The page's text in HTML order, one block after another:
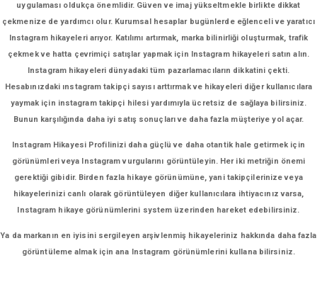
uygulaması oldukça önemlidir. Güven ve imaj yükseltmekle birlikte dikkat
çekmenize de yardımcı olur. Kurumsal hesaplar bugünlerde eğlenceli ve yaratıcı
Instagram hikayeleri arıyor. Katılımı artırmak, marka bilinirliği oluşturmak, trafik
çekmek ve hatta çevrimiçi satışlar yapmak için Instagram hikayeleri satın alın.
Instagram hikayeleri dünyadaki tüm pazarlamacıların dikkatini çekti.
Hesabınızdaki ınstagram takipçi sayısı arttırmak ve hikayeleri diğer kullanıcılara
yaymak için instagram takipçi hilesi yardımıyla ücretsiz de sağlaya bilirsiniz.
Bunun karşılığında daha iyi satış sonuçları ve daha fazla müşteriye yol açar.
Instagram Hikayesi Profilinizi daha güçlü ve daha otantik hale getirmek için
görünümleri veya Instagram vurgularını görüntüleyin. Her iki metriğin önemi
gerektiği gibidir. Birden fazla hikaye görünümüne, yani takipçilerinize veya
hikayelerinizi canlı olarak görüntüleyen diğer kullanıcılara ihtiyacınız varsa,
Instagram hikaye görünümlerini system üzerinden hareket edebilirsiniz.
Ya da markanın en iyisini sergileyen arşivlenmiş hikayeleriniz hakkında daha fazla
görüntüleme almak için ana Instagram görünümlerini kullana bilirsiniz.